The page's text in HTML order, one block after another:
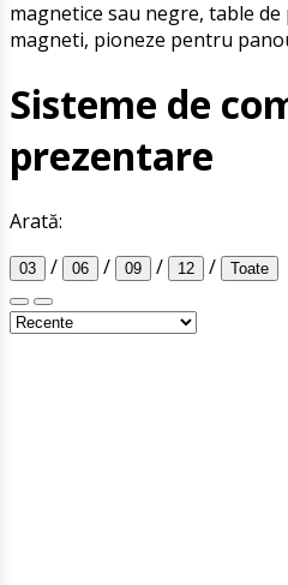
magnetice sau negre, table
magneti, pioneze pentru
Sisteme de
prezentare
Arată:
03 / 06 / 09 / 12 / Toate